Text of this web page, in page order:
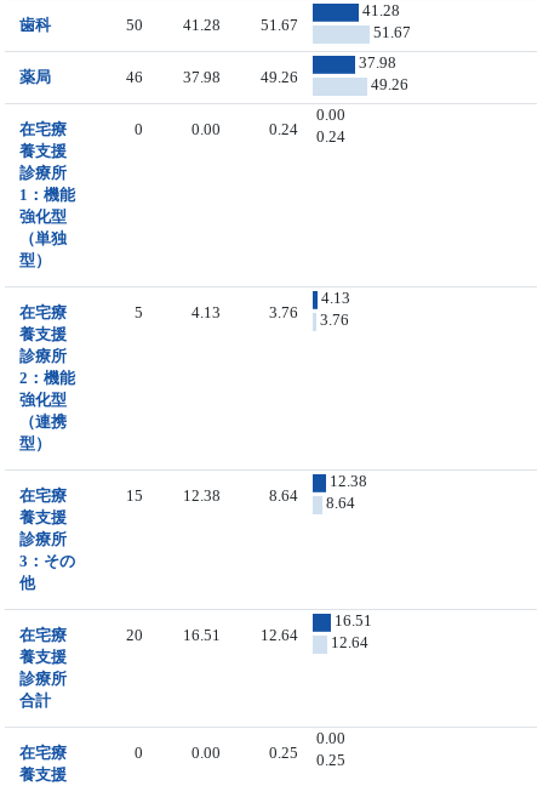
歯科 50 41.28 51.67
41.28
51.67
薬局 46 37.98 49.26
37.98
49.26
在宅療
養支援
診療所
1：機能
強化型
（単独
型）
0 0.00 0.24
0.00
0.24
在宅療
養支援
診療所
2：機能
強化型
（連携
型）
5 4.13 3.76
4.13
3.76
在宅療
養支援
診療所
3：その
他
15 12.38 8.64
12.38
8.64
在宅療
養支援
診療所
合計
20 16.51 12.64
16.51
12.64
在宅療
養支援
0 0.00 0.25
0.00
0.25